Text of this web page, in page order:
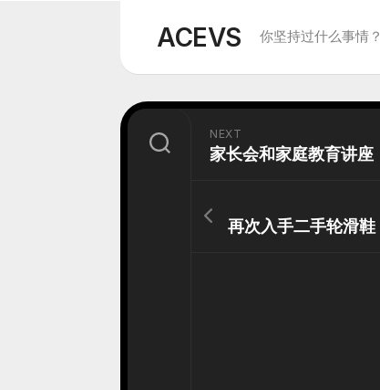
ACEVS 你坚持过什么事情？
NEXT
家长会和家庭教育讲座
再次入手二手轮滑鞋